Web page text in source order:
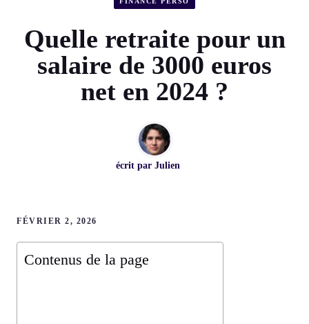
Quelle retraite pour un
salaire de 3000 euros
net en 2024 ?
écrit par Julien
FÉVRIER 2, 2026
Contenus de la page